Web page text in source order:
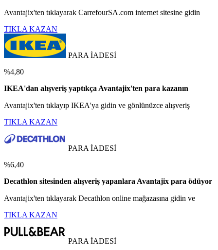
Avantajix'ten tıklayarak CarrefourSA.com internet sitesine gidin
TIKLA KAZAN
PARA İADESİ
%4,80
IKEA'dan alışveriş yaptıkça Avantajix'ten para kazanın
Avantajix'ten tıklayıp IKEA'ya gidin ve gönlünüzce alışveriş
TIKLA KAZAN
PARA İADESİ
%6,40
Decathlon sitesinden alışveriş yapanlara Avantajix para ödüyor
Avantajix'ten tıklayarak Decathlon online mağazasına gidin ve
TIKLA KAZAN
PARA İADESİ